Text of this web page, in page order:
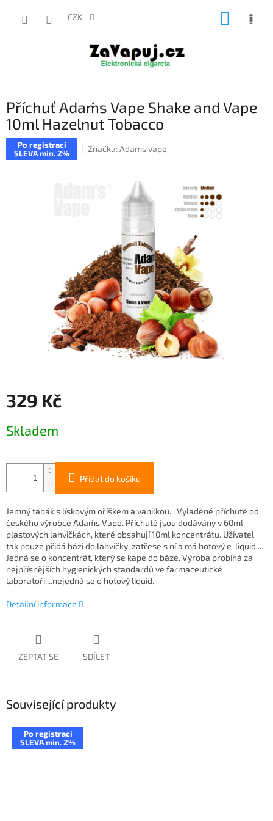
CZK
Příchuť Adam´s Vape Shake and Vape
10ml Hazelnut Tobacco
Po registraci
SLEVA min. 2%
Značka:Adams vape
329 Kč
cena:
Skladem
Přidat do košíku
Jemný tabák s lískovým oříškem a vanilkou... Vyladěné příchutě od
českého výrobce Adam´s Vape. Příchutě jsou dodávány v 60ml
plastových lahvičkách, které obsahují 10ml koncentrátu. Uživatel
tak pouze přidá bázi do lahvičky, zatřese s ní a má hotový e-liquid....
Jedná se o koncentrát, který se kape do báze. Výroba probíhá za
nejpřísnějších hygienických standardů ve farmaceutické
laboratoři....nejedná se o hotový liquid.
Detailní informace
ZEPTAT SE SDÍLET
Související produkty
Po registraci
SLEVA min. 2%